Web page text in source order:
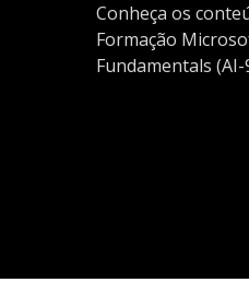
Conheça os
Formação
Fundamentals (AI-